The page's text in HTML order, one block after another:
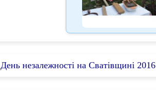
День незалежності на Сватівщині